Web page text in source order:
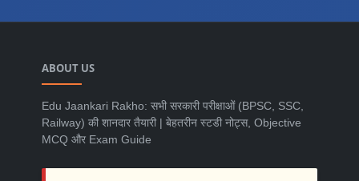
ABOUT US
Edu Jaankari Rakho: सभी सरकारी परीक्षाओं (BPSC, SSC,
Railway) की शानदार तैयारी | बेहतरीन स्टडी नोट्स, Objective
MCQ और Exam Guide